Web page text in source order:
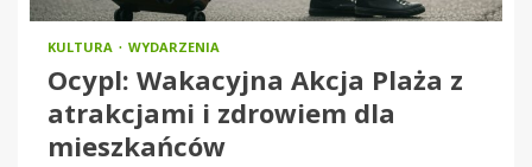
KULTURA WYDARZENIA
Ocypl: Wakacyjna Akcja Plaża z
atrakcjami i zdrowiem dla
mieszkańców